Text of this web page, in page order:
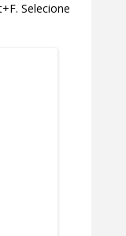
Selecione